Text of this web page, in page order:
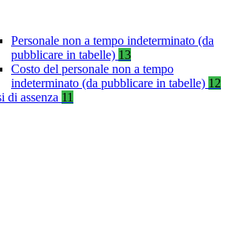
Personale non a tempo indeterminato (da
pubblicare in tabelle) 13
Costo del personale non a tempo
indeterminato (da pubblicare in tabelle) 12
di assenza 11